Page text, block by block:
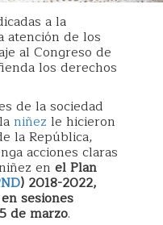
a la
atención de los
al Congreso de
los derechos
de la sociedad
niñez le hicieron
la República,
acciones claras
en el Plan
) 2018-2022,
sesiones
de marzo.